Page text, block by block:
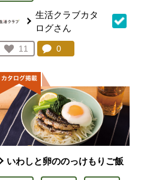
生活クラブカタ
ログさん
お気に入り登録：
11
人が登録
コメント：
0件。コメントを見る。
いわしと卵ののっけもりご飯